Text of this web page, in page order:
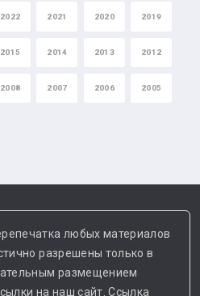
2022 2021 2020 2019
2015 2014 2013 2012
2008 2007 2006 2005
любых материалов
разрешены только в
размещением
на наш сайт. Ссылка